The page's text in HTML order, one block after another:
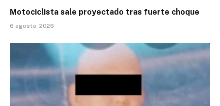
Motociclista sale proyectado tras fuerte choque
6 agosto, 2026